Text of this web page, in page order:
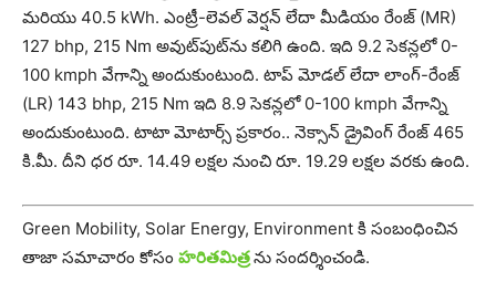
మరియు 40.5 kWh. ఎంట్రీ-లెవల్ వెర్షన్ లేదా మీడియం రేంజ్ (MR)
127 bhp, 215 Nm అవుట్‌పుట్‌ను కలిగి ఉంది. ఇది 9.2 సెకన్లలో 0-
100 kmph వేగాన్ని అందుకుంటుంది. టాప్ మోడల్ లేదా లాంగ్-రేంజ్
(LR) 143 bhp, 215 Nm ఇది 8.9 సెకన్లలో 0-100 kmph వేగాన్ని
అందుకుంటుంది. టాటా మోటార్స్ ప్రకారం.. నెక్సాన్ డ్రైవింగ్ రేంజ్‌ 465
కి.మీ. దీని ధర రూ. 14.49 లక్షల నుంచి రూ. 19.29 లక్షల వరకు ఉంది.
Green Mobility, Solar Energy, Environment కి సంబంధించిన
తాజా సమాచారం కోసం హరితమిత్రను సందర్శించండి.